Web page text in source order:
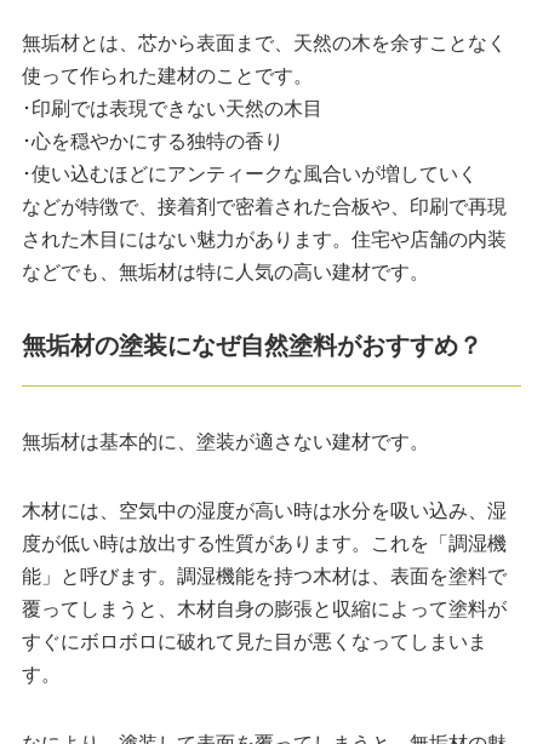
無垢材とは、芯から表面まで、天然の木を余すことなく
使って作られた建材のことです。
･印刷では表現できない天然の木目
･心を穏やかにする独特の香り
･使い込むほどにアンティークな風合いが増していく
などが特徴で、接着剤で密着された合板や、印刷で再現
された木目にはない魅力があります。住宅や店舗の内装
などでも、無垢材は特に人気の高い建材です。
無垢材の塗装になぜ自然塗料がおすすめ？
無垢材は基本的に、塗装が適さない建材です。
木材には、空気中の湿度が高い時は水分を吸い込み、湿
度が低い時は放出する性質があります。これを「調湿機
能」と呼びます。調湿機能を持つ木材は、表面を塗料で
覆ってしまうと、木材自身の膨張と収縮によって塗料が
すぐにボロボロに破れて見た目が悪くなってしまいま
す。